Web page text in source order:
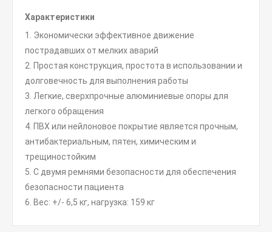
Характеристики
1. Экономически эффективное движение
пострадавших от мелких аварий
2. Простая конструкция, простота в использовании и
долговечность для выполнения работы
3. Легкие, сверхпрочные алюминиевые опоры для
легкого обращения
4. ПВХ или нейлоновое покрытие является прочным,
антибактериальным, пятен, химическим и
трещиностойким
5. С двумя ремнями безопасности для обеспечения
безопасности пациента
6. Вес: +/- 6,5 кг, нагрузка: 159 кг